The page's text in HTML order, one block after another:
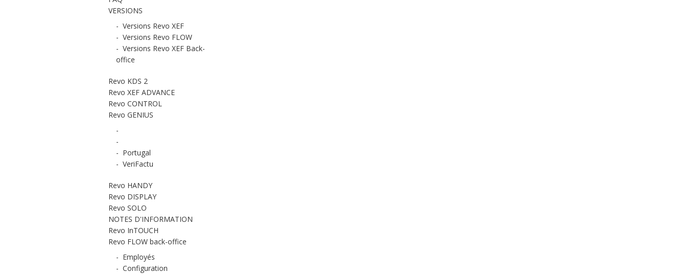
VERSIONS
- Versions Revo XEF
- Versions Revo FLOW
- Versions Revo XEF Back-
office
Revo KDS 2
Revo XEF ADVANCE
Revo CONTROL
Revo GENIUS
-
-
- Portugal
- VeriFactu
Revo HANDY
Revo DISPLAY
Revo SOLO
NOTES D'INFORMATION
Revo InTOUCH
Revo FLOW back-office
- Employés
- Configuration